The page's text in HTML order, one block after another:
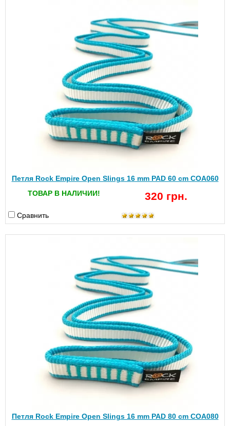
Петля Rock Empire Open Slings 16 mm PAD 60 cm COA060
ТОВАР В НАЛИЧИИ!
320 грн.
Сравнить
Петля Rock Empire Open Slings 16 mm PAD 80 cm COA080